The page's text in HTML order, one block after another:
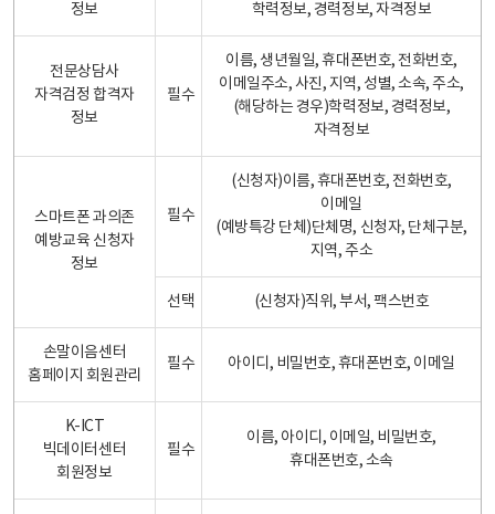
정보
학력정보, 경력정보, 자격정보
전문상담사
자격검정 합격자
정보
필수
이름, 생년월일, 휴대폰번호, 전화번호,
이메일주소, 사진, 지역, 성별, 소속, 주소,
(해당하는 경우)학력정보, 경력정보,
자격정보
스마트폰 과의존
예방교육 신청자
정보
필수
(신청자)이름, 휴대폰번호, 전화번호,
이메일
(예방특강 단체)단체명, 신청자, 단체구분,
지역, 주소
선택 (신청자)직위, 부서, 팩스번호
손말이음센터
홈페이지 회원관리
필수 아이디, 비밀번호, 휴대폰번호, 이메일
K-ICT
빅데이터센터
회원정보
필수
이름, 아이디, 이메일, 비밀번호,
휴대폰번호, 소속